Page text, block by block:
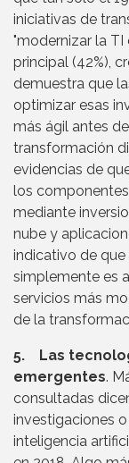
iniciativas de
"modernizar la TI
principal (42%),
demuestra que
optimizar esas
más ágil antes
transformación
evidencias de
los
mediante
nube y
indicativo de que
simplemente es
servicios más
de la
5. Las
emergentes.
consultadas
investigaciones
inteligencia